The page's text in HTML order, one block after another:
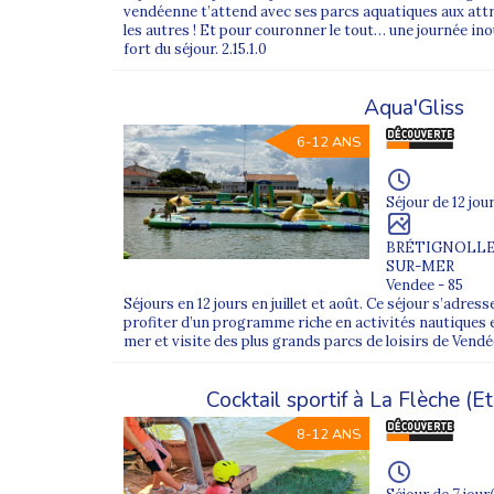
Kayak, équitation, surf, randonnées, baignades
Nous organisons des départs depuis de
Étienne. Quel que soit votre lieu de résidence,
Des colonies à chaque vacances scolaires
Nos colonies sont proposées pendant toutes les
le ski, le snowboard ou la luge, toujours avec un
Un groupe d’adolescents enfile leurs casques avant
Envie de partir plus loin ? Découvrez aussi nos
Découvrez ci-dessous tous nos séjours en
FAQ – Colonies de vacances en France
1. Quels âges sont acceptés ?
Nos séjours accueillent les enfants et adolescents
vendéenne t’attend avec ses parcs aquatiques aux
les autres ! Et pour couronner le tout… une journée
fort du séjour. 2.15.1.0
Aqua'Gliss
6-12 ANS
Séjour de 12
SUR-MER
Vendee - 85
Séjours en 12 jours en juillet et août. Ce séjour
profiter d’un programme riche en activités nautiques
mer et visite des plus grands parcs de loisirs de
Cocktail sportif à La Flèche
8-12 ANS